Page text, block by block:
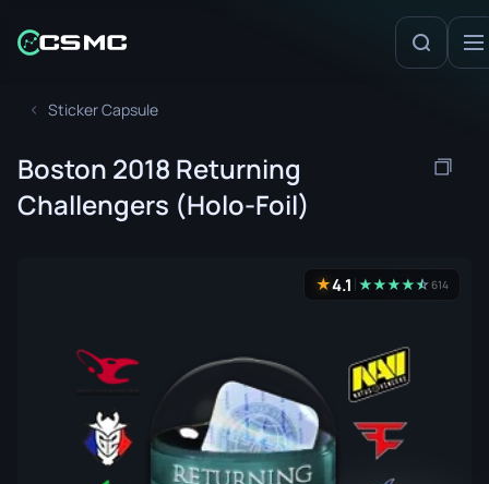
Sticker Capsule
Boston 2018 Returning
Challengers (Holo-Foil)
★4.1 ★★★★★
☆614